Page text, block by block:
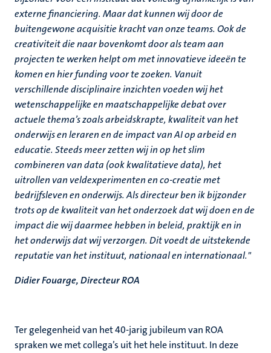
externe financiering. Maar dat kunnen wij door de
buitengewone acquisitie kracht van onze teams. Ook de
creativiteit die naar bovenkomt door als team aan
projecten te werken helpt om met innovatieve ideeën te
komen en hier funding voor te zoeken. Vanuit
verschillende disciplinaire inzichten voeden wij het
wetenschappelijke en maatschappelijke debat over
actuele thema’s zoals arbeidskrapte, kwaliteit van het
onderwijs en leraren en de impact van AI op arbeid en
educatie. Steeds meer zetten wij in op het slim
combineren van data (ook kwalitatieve data), het
uitrollen van veldexperimenten en co-creatie met
bedrijfsleven en onderwijs. Als directeur ben ik bijzonder
trots op de kwaliteit van het onderzoek dat wij doen en de
impact die wij daarmee hebben in beleid, praktijk en in
het onderwijs dat wij verzorgen. Dit voedt de uitstekende
reputatie van het instituut, nationaal en internationaal."
Didier Fouarge, Directeur ROA
Ter gelegenheid van het 40‑jarig jubileum van ROA
spraken we met collega’s uit het hele instituut. In deze